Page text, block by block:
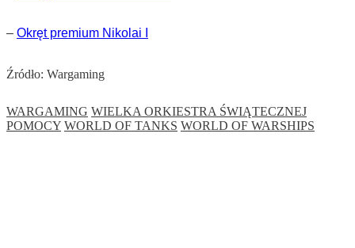
– Okrętpremium Nikolai I
Źródło: Wargaming
WARGAMING WIELKA ORKIESTRA ŚWIĄTECZNEJ
POMOCY WORLD OF TANKS WORLD OF WARSHIPS